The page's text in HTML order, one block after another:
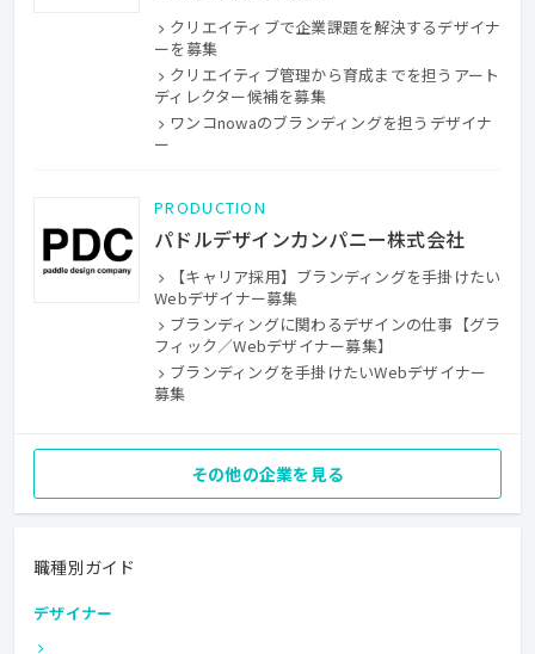
クリエイティブで企業課題を解決するデザイナ
ーを募集
クリエイティブ管理から育成までを担うアート
ディレクター候補を募集
ワンコnowaのブランディングを担うデザイナ
ー
PRODUCTION
パドルデザインカンパニー株式会社
【キャリア採用】ブランディングを手掛けたい
Webデザイナー募集
ブランディングに関わるデザインの仕事【グラ
フィック／Webデザイナー募集】
ブランディングを手掛けたいWebデザイナー
募集
その他の企業を見る
職種別ガイド
デザイナー